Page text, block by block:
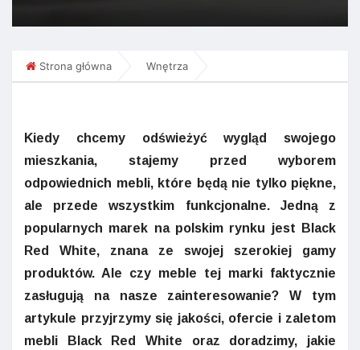
Strona główna Wnętrza
Kiedy chcemy odświeżyć wygląd swojego
mieszkania, stajemy przed wyborem
odpowiednich mebli, które będą nie tylko piękne,
ale przede wszystkim funkcjonalne. Jedną z
popularnych marek na polskim rynku jest Black
Red White, znana ze swojej szerokiej gamy
produktów. Ale czy meble tej marki faktycznie
zasługują na nasze zainteresowanie? W tym
artykule przyjrzymy się jakości, ofercie i zaletom
mebli Black Red White oraz doradzimy, jakie